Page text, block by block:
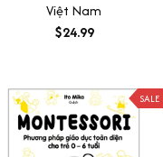
Việt Nam
$24.99
SALE